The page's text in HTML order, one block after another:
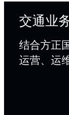
交通业
结合方正
运营、运